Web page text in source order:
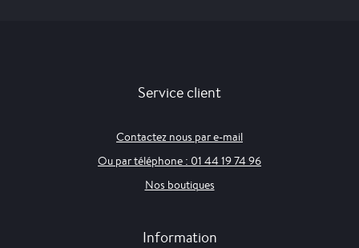
Service client
Contactez nous par e-mail
Ou par téléphone : 01 44 19 74 96
Nos boutiques
Information